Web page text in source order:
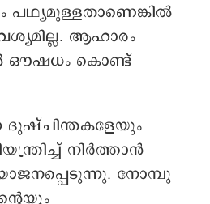
ആഹാരം
ഔഷധം കൊണ്ട്
ദുഷ്ചിന്തകളേയും
നിർത്താൻ
നോമ്പു